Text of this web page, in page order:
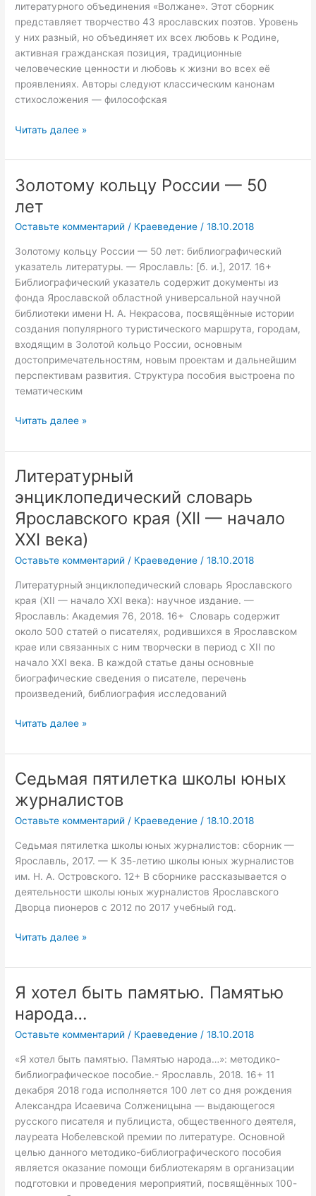
литературного объединения «Волжане». Этот сборник
представляет творчество 43 ярославских поэтов. Уровень
у них разный, но объединяет их всех любовь к Родине,
активная гражданская позиция, традиционные
человеческие ценности и любовь к жизни во всех её
проявлениях. Авторы следуют классическим канонам
стихосложения — философская
Читать далее »
Золотому кольцу России — 50
лет
Оставьте комментарий / Краеведение /18.10.2018
Золотому кольцу России — 50 лет: библиографический
указатель литературы. — Ярославль: [б. и.], 2017. 16+
Библиографический указатель содержит документы из
фонда Ярославской областной универсальной научной
библиотеки имени Н. А. Некрасова, посвящённые истории
создания популярного туристического маршрута, городам,
входящим в Золотой кольцо России, основным
достопримечательностям, новым проектам и дальнейшим
перспективам развития. Структура пособия выстроена по
тематическим
Золотому
России
—
Читать далее »
Литературный
энциклопедический словарь
Ярославского края (XII — начало
XXI века)
Оставьте комментарий / Краеведение /18.10.2018
Литературный энциклопедический словарь Ярославского
края (XII — начало XXI века): научное издание. —
Ярославль: Академия 76, 2018. 16+ Словарь содержит
около 500 статей о писателях, родившихся в Ярославском
крае или связанных с ним творчески в период с XII по
начало XXI века. В каждой статье даны основные
биографические сведения о писателе, перечень
произведений, библиография исследований
Литературный
энциклопедический
словарь
Ярославского
края
—
начало
XXI
века)
Читать далее »
Седьмая пятилетка школы юных
журналистов
Оставьте комментарий / Краеведение /18.10.2018
Седьмая пятилетка школы юных журналистов: сборник —
Ярославль, 2017. — К 35-летию школы юных журналистов
им. Н. А. Островского. 12+ В сборнике рассказывается о
деятельности школы юных журналистов Ярославского
Дворца пионеров с 2012 по 2017 учебный год.
Седьмая
пятилетка
школы
юных
Читать далее »
Я хотел быть памятью. Памятью
народа…
Оставьте комментарий / Краеведение /18.10.2018
«Я хотел быть памятью. Памятью народа…»: методико-
библиографическое пособие.- Ярославль, 2018. 16+ 11
декабря 2018 года исполняется 100 лет со дня рождения
Александра Исаевича Солженицына — выдающегося
русского писателя и публициста, общественного деятеля,
лауреата Нобелевской премии по литературе. Основной
целью данного методико-библиографического пособия
является оказание помощи библиотекарям в организации
подготовки и проведения мероприятий, посвящённых 100-
Я
быть
памятью.